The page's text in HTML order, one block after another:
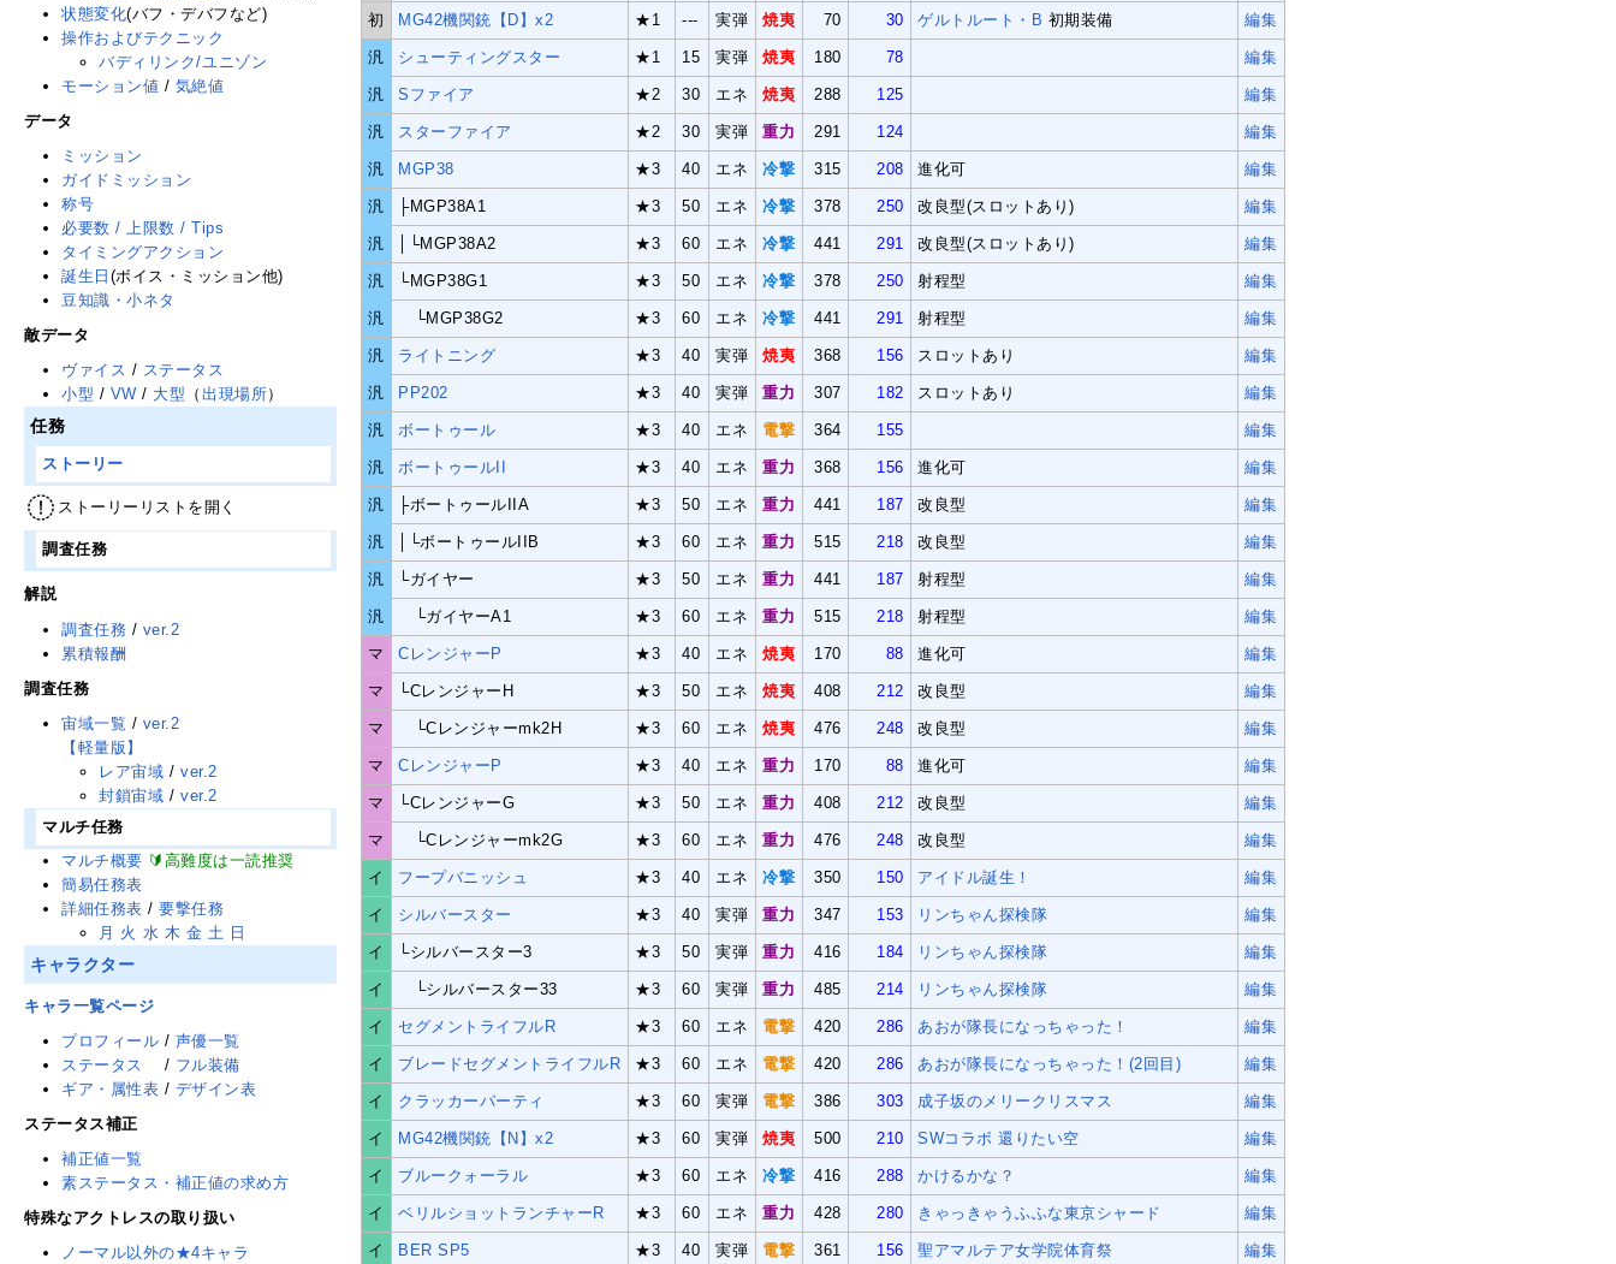
初 MG42機関銃【D】x2 ★1 --- 実弾 焼夷 70 30 ゲルトルート・B 初期装備 編集
汎 シューティングスター ★1 15 実弾 焼夷 180 78 編集
汎 Sファイア ★2 30 エネ 焼夷 288 125 編集
汎 スターファイア ★2 30 実弾 重力 291 124 編集
汎 MGP38 ★3 40 エネ 冷撃 315 208 進化可 編集
汎 ├MGP38A1 ★3 50 エネ 冷撃 378 250 改良型(スロットあり) 編集
汎 │└MGP38A2 ★3 60 エネ 冷撃 441 291 改良型(スロットあり) 編集
汎 └MGP38G1 ★3 50 エネ 冷撃 378 250 射程型 編集
汎 └MGP38G2 ★3 60 エネ 冷撃 441 291 射程型 編集
汎 ライトニング ★3 40 実弾 焼夷 368 156 スロットあり 編集
汎 PP202 ★3 40 実弾 重力 307 182 スロットあり 編集
汎 ボートゥール ★3 40 エネ 電撃 364 155 編集
汎 ボートゥールII ★3 40 エネ 重力 368 156 進化可 編集
汎 ├ボートゥールIIA ★3 50 エネ 重力 441 187 改良型 編集
汎 │└ボートゥールIIB ★3 60 エネ 重力 515 218 改良型 編集
汎 └ガイヤー ★3 50 エネ 重力 441 187 射程型 編集
汎 └ガイヤーA1 ★3 60 エネ 重力 515 218 射程型 編集
マ CレンジャーP ★3 40 エネ 焼夷 170 88 進化可 編集
マ └CレンジャーH ★3 50 エネ 焼夷 408 212 改良型 編集
マ └Cレンジャーmk2H ★3 60 エネ 焼夷 476 248 改良型 編集
マ CレンジャーP ★3 40 エネ 重力 170 88 進化可 編集
マ └CレンジャーG ★3 50 エネ 重力 408 212 改良型 編集
マ └Cレンジャーmk2G ★3 60 エネ 重力 476 248 改良型 編集
イ フープバニッシュ ★3 40 エネ 冷撃 350 150 アイドル誕生！ 編集
イ シルバースター ★3 40 実弾 重力 347 153 リンちゃん探検隊 編集
イ └シルバースター3 ★3 50 実弾 重力 416 184 リンちゃん探検隊 編集
イ └シルバースター33 ★3 60 実弾 重力 485 214 リンちゃん探検隊 編集
イ セグメントライフルR ★3 60 エネ 電撃 420 286 あおが隊長になっちゃった！ 編集
イ ブレードセグメントライフルR ★3 60 エネ 電撃 420 286 あおが隊長になっちゃった！(2回目) 編集
イ クラッカーパーティ ★3 60 実弾 電撃 386 303 成子坂のメリークリスマス 編集
イ MG42機関銃【N】x2 ★3 60 実弾 焼夷 500 210 SWコラボ 還りたい空 編集
イ ブルークォーラル ★3 60 エネ 冷撃 416 288 かけるかな？ 編集
イ ベリルショットランチャーR ★3 60 エネ 重力 428 280 きゃっきゃうふふな東京シャード 編集
イ BER SP5 ★3 40 実弾 電撃 361 156 聖アマルテア女学院体育祭 編集
状態変化(バフ・デバフなど)
操作およびテクニック
バディリンク/ユニゾン
モーション値 / 気絶値
データ
ミッション
ガイドミッション
称号
必要数 / 上限数 / Tips
タイミングアクション
誕生日 (ボイス・ミッション他)
豆知識・小ネタ
敵データ
ヴァイス / ステータス
小型 / VW / 大型 （ 出現場所）
任務
ストーリー
ストーリーリストを開く
調査任務
解説
調査任務 / ver.2
累積報酬
調査任務
宙域一覧 / ver.2
【軽量版】
レア宙域 /ver.2
封鎖宙域 /ver.2
マルチ任務
マルチ概要 🔰高難度は一読推奨
簡易任務表
詳細任務表 /要撃任務
月 火 水 木 金 土 日
キャラクター
キャラ一覧ページ
プロフィール / 声優一覧
ステータス
/ フル装備
ギア・属性表 / デザイン表
ステータス補正
補正値一覧
素ステータス・補正値の求め方
特殊なアクトレスの取り扱い
ノーマル以外の★4キャラ